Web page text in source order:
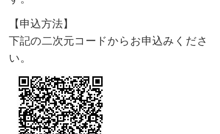
【申込方法】
下記の二次元コードからお申込みくださ
い。